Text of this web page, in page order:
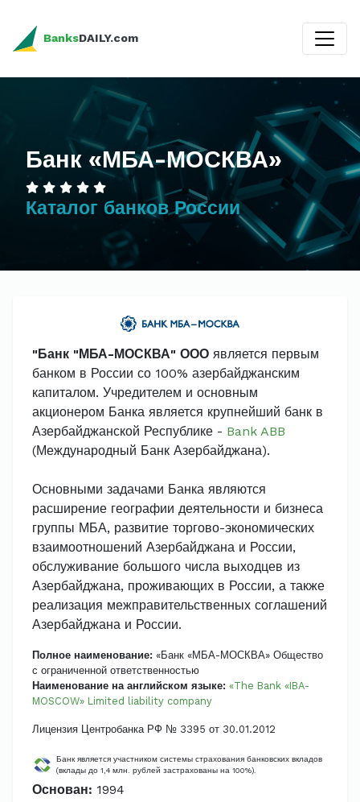
BanksDAILY.com
Банк «МБА-МОСКВА»
Каталог банков России
"Банк "МБА-МОСКВА" ООО является первым
банком в России со 100% азербайджанским
капиталом. Учредителем и основным
акционером Банка является крупнейший банк в
Азербайджанской Республике - Bank ABB
(Международный Банк Азербайджана).
Основными задачами Банка являются
расширение географии деятельности и бизнеса
группы МБА, развитие торгово-экономических
взаимоотношений Азербайджана и России,
обслуживание большого числа выходцев из
Азербайджана, проживающих в России, а также
реализация межправительственных соглашений
Азербайджана и России.
Полное наименование: «Банк «МБА-МОСКВА» Общество
с ограниченной ответственностью
Наименование на английском языке: «The Bank «IBA-
MOSCOW» Limited liability company
Лицензия Центробанка РФ № 3395 от 30.01.2012
Банк является участником системы страхования банковских вкладов
(вклады до 1,4 млн. рублей застрахованы на 100%).
Основан: 1994